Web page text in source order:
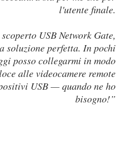
l'utente finale.
USB Network Gate,
soluzione perfetta. In pochi
posso collegarmi in modo
alle videocamere remote
USB — quando ne ho
bisogno!”